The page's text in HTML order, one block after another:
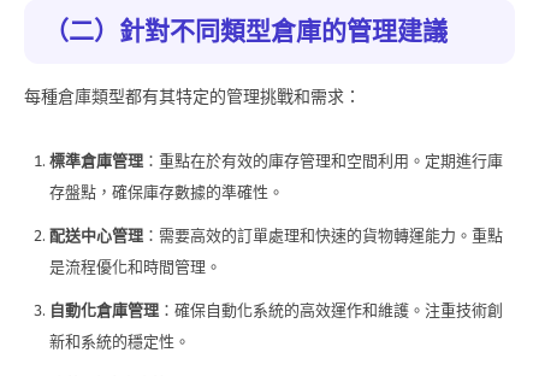
（二）針對不同類型倉庫的管理建議
每種倉庫類型都有其特定的管理挑戰和需求：
標準倉庫管理 ：重點在於有效的庫存管理和空間利用。定期進行庫
存盤點，確保庫存數據的準確性。
配送中心管理 ：需要高效的訂單處理和快速的貨物轉運能力。重點
是流程優化和時間管理。
自動化倉庫管理 ：確保自動化系統的高效運作和維護。注重技術創
新和系統的穩定性。